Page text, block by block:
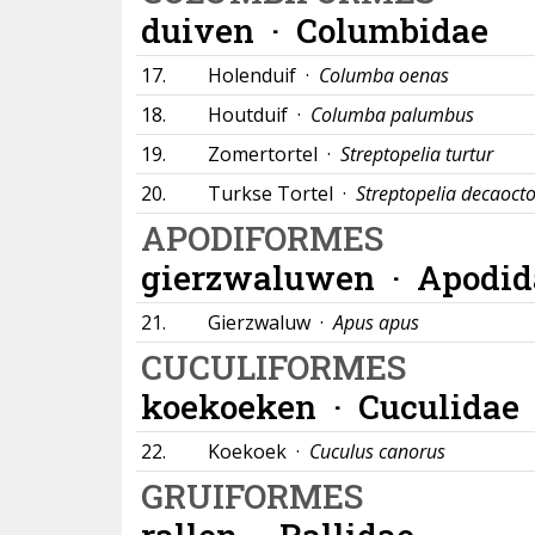
duiven · Columbidae
17. Holenduif · Columba oenas
18.
Houtduif · Columba palumbus
19.
Zomertortel · Streptopelia turtur
20.
Turkse Tortel · Streptopelia decaocto
APODIFORMES
gierzwaluwen ·
21. Gierzwaluw ·Apus apus
CUCULIFORMES
koekoeken · Cuculidae
22. Koekoek · Cuculus canorus
GRUIFORMES